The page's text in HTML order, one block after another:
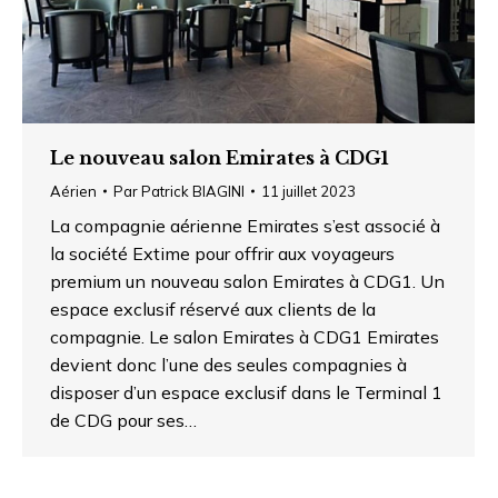
Le nouveau salon Emirates à CDG1
Aérien ParPatrick BIAGINI 11 juillet 2023
La compagnie aérienne Emirates s’est associé à
la société Extime pour offrir aux voyageurs
premium un nouveau salon Emirates à CDG1. Un
espace exclusif réservé aux clients de la
compagnie. Le salon Emirates à CDG1 Emirates
devient donc l’une des seules compagnies à
disposer d’un espace exclusif dans le Terminal 1
de CDG pour ses…